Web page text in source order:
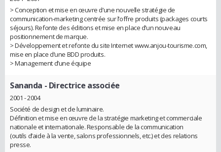
> Conception et mise en œuvre d’une nouvelle stratégie de
communication-marketing centrée sur l’offre produits (packages courts
séjours). Refonte des éditions et mise en place d’un nouveau
positionnement de marque.
> Développement et refonte du site Internet www.anjou-tourisme.com,
mise en place d’une BDD produits.
> Management d’une équipe
Sananda - Directrice associée
2001 - 2004
Société de design et de luminaire.
Définition et mise en œuvre de la stratégie marketing et commerciale
nationale et internationale. Responsable de la communication
(outils d’aide à la vente, salons professionnels, etc.) et des relations
presse.